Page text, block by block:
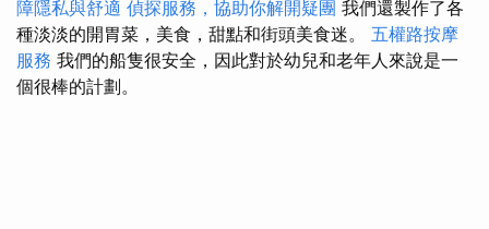
障隱私與舒適 偵探服務，協助你解開疑團 我們還製作了各
種淡淡的開胃菜，美食，甜點和街頭美食迷。 五權路按摩
服務 我們的船隻很安全，因此對於幼兒和老年人來說是一
個很棒的計劃。